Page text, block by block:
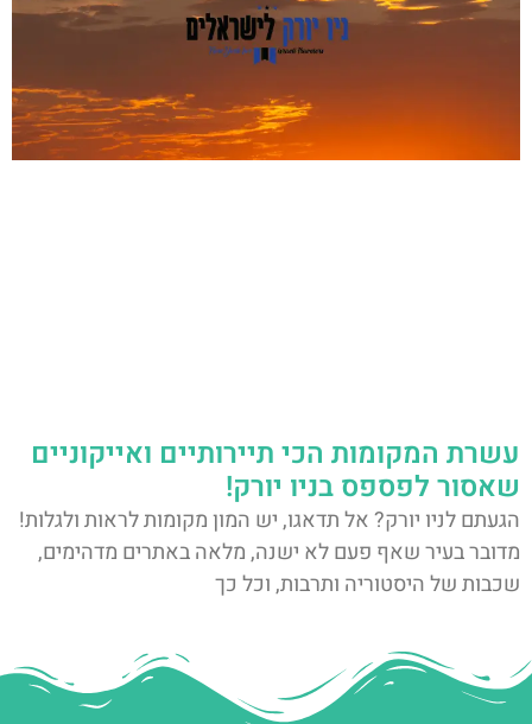
עשרת המקומות הכי תיירותיים ואייקוניים
שאסור לפספס בניו יורק!
הגעתם לניו יורק? אל תדאגו, יש המון מקומות לראות ולגלות!
מדובר בעיר שאף פעם לא ישנה, מלאה באתרים מדהימים,
שכבות של היסטוריה ותרבות, וכל כך